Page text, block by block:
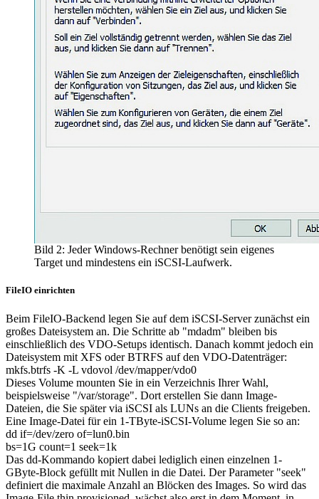
Bild 2: Jeder Windows-Rechner benötigt sein eigenes
Target und mindestens ein iSCSI-Laufwerk.
FileIO einrichten
Beim FileIO-Backend legen Sie auf dem iSCSI-Server zunächst ein
großes Dateisystem an. Die Schritte ab "mdadm" bleiben bis
einschließlich des VDO-Setups identisch. Danach kommt jedoch ein
Dateisystem mit XFS oder BTRFS auf den VDO-Datenträger:
mkfs.btrfs -K -L vdovol /dev/mapper/vdo0
Dieses Volume mounten Sie in ein Verzeichnis Ihrer Wahl,
beispielsweise "/var/storage". Dort erstellen Sie dann Image-
Dateien, die Sie später via iSCSI als LUNs an die Clients freigeben.
Eine Image-Datei für ein 1-TByte-iSCSI-Volume legen Sie so an:
dd if=/dev/zero of=lun0.bin
bs=1G count=1 seek=1k
Das dd-Kommando kopiert dabei lediglich einen einzelnen 1-
GByte-Block gefüllt mit Nullen in die Datei. Der Parameter "seek"
definiert die maximale Anzahl an Blöcken des Images. So wird das